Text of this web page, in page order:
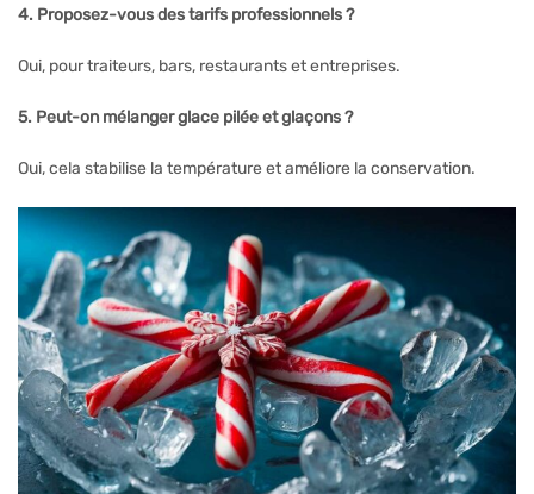
4. Proposez-vous des tarifs professionnels ?
Oui, pour traiteurs, bars, restaurants et entreprises.
5. Peut-on mélanger glace pilée et glaçons ?
Oui, cela stabilise la température et améliore la conservation.